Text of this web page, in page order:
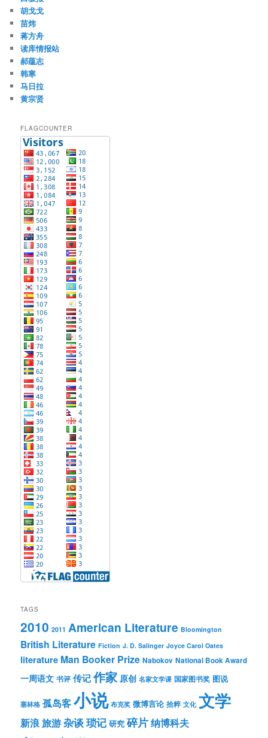
胡戈戈
苗炜
蒋方舟
读库情报站
郝蕴志
韩寒
马日拉
黄宗贤
FLAGCOUNTER
TAGS
2010 2011 American Literature Bloomington
British Literature Fiction J. D. Salinger Joyce Carol Oates
literature Man Booker Prize Nabokov National Book Award
一周语文 书评 传记作家 原创 名家文学课 国家图书奖 图说
塞林格 孤岛客小说 布克奖 微博言论 拾粹 文化 文学
新浪旅游杂谈琐记 研究 碎片纳博科夫